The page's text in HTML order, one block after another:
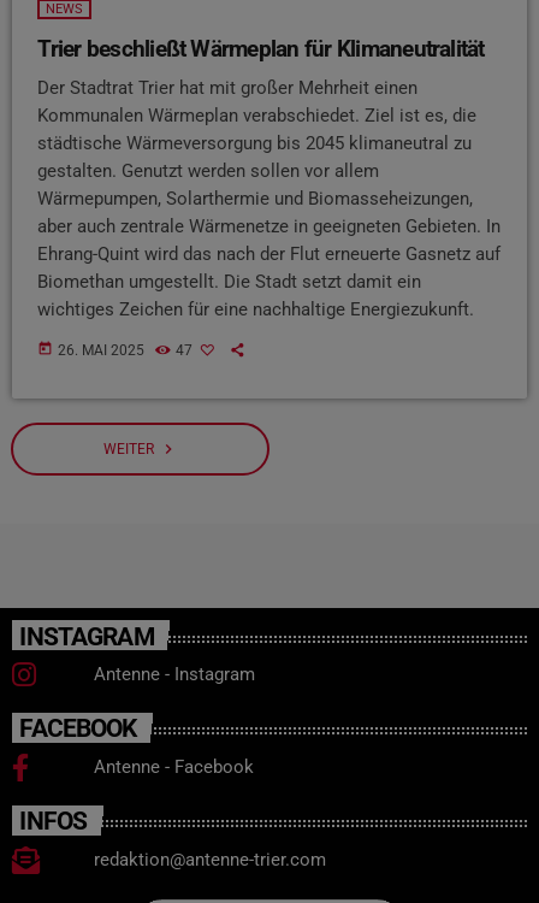
NEWS
Trier beschließt Wärmeplan für Klimaneutralität
Der Stadtrat Trier hat mit großer Mehrheit einen
Kommunalen Wärmeplan verabschiedet. Ziel ist es, die
städtische Wärmeversorgung bis 2045 klimaneutral zu
gestalten. Genutzt werden sollen vor allem
Wärmepumpen, Solarthermie und Biomasseheizungen,
aber auch zentrale Wärmenetze in geeigneten Gebieten. In
Ehrang-Quint wird das nach der Flut erneuerte Gasnetz auf
Biomethan umgestellt. Die Stadt setzt damit ein
wichtiges Zeichen für eine nachhaltige Energiezukunft.
today 26. MAI 2025 47
WEITER navigate_next
INSTAGRAM
Antenne - Instagram
FACEBOOK
Antenne - Facebook
INFOS
redaktion@antenne-trier.com